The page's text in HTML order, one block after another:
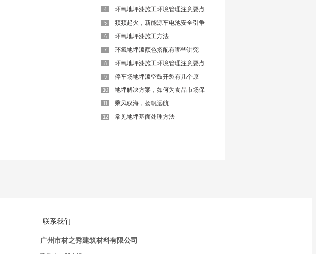
4 环氧地坪漆施工环境管理注意要点
5
频频起火，新能源车电池安全引争
难
6 环氧地坪漆施工方法
7
环氧地坪漆颜色搭配有哪些讲究
8 环氧地坪漆施工环境管理注意要点
9
停车场地坪漆空鼓开裂有几个原
10
地坪解决方案，如何为食品市场保
11 乘风驭海，扬帆远航
12 常见地坪基面处理方法
联系我们
广州市材之秀建筑材料有限公司